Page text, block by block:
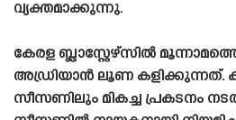
വ്യക്തമാക്കുന്നു.
കേരള ബ്ലാസ്റ്റേഴ്‌സിൽ
അഡ്രിയാൻ ലൂണ കളിക്കുന്നത്.
സീസണിലും മികച്ച പ്രകടനം